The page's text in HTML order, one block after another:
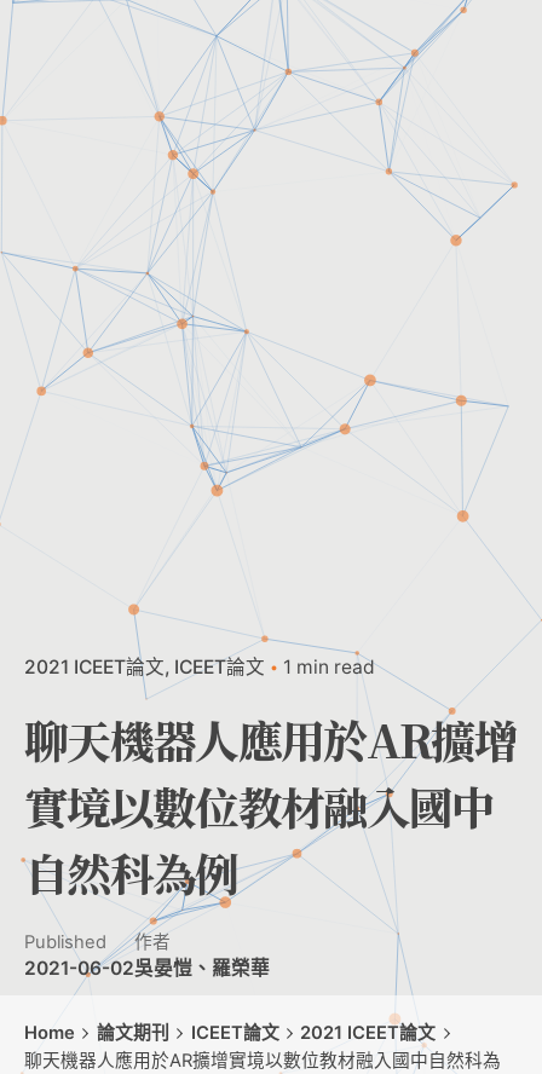
2021 ICEET論文 ICEET論文 1 min read
聊天機器人應用於AR擴增
實境以數位教材融入國中
自然科為例
Published
2021-06-02
作者
吳晏愷、羅榮華
Home 論文期刊 ICEET論文
2021 ICEET論文
聊天機器人應用於AR擴增實境以數位教材融入國中自然科為